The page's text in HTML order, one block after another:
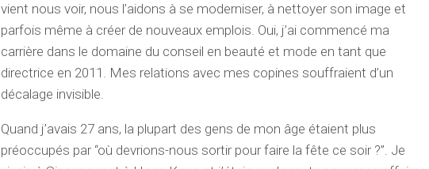
vient nous voir, nous l’aidons à se moderniser, à nettoyer son image et
parfois même à créer de nouveaux emplois. Oui, j’ai commencé ma
carrière dans le domaine du conseil en beauté et mode en tant que
directrice en 2011. Mes relations avec mes copines souffraient d’un
décalage invisible.
Quand j’avais 27 ans, la plupart des gens de mon âge étaient plus
préoccupés par “où devrions-nous sortir pour faire la fête ce soir ?”. Je